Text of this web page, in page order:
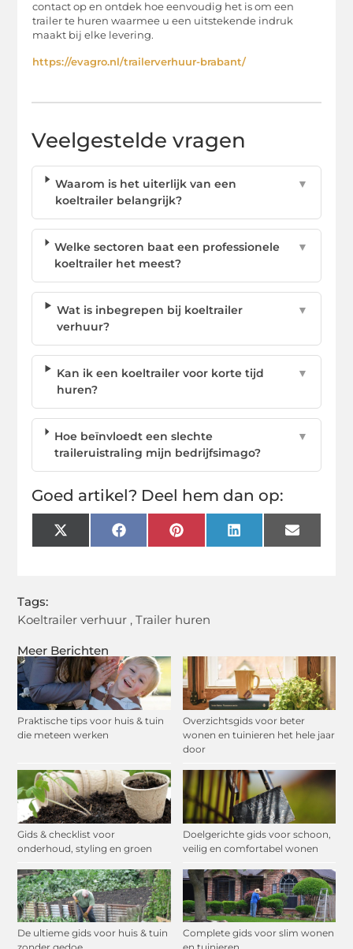
Meer Berichten
Praktische tips voor huis & tuin
die meteen werken
Overzichtsgids voor beter
wonen en tuinieren het hele jaar
door
Gids & checklist voor
onderhoud, styling en groen
Doelgerichte gids voor schoon,
veilig en comfortabel wonen
De ultieme gids voor huis & tuin
Complete gids voor slim wonen
contact op en ontdek hoe eenvoudig het is om een
trailer te huren waarmee u een uitstekende indruk
maakt bij elke levering.
https://evagro.nl/trailerverhuur-brabant/
Veelgestelde vragen
Waarom is het uiterlijk van een
koeltrailer belangrijk?
▼
Welke sectoren baat een professionele
koeltrailer het meest?
▼
Wat is inbegrepen bij koeltrailer
verhuur?
▼
Kan ik een koeltrailer voor korte tijd
huren?
▼
Hoe beïnvloedt een slechte
traileruistraling mijn bedrijfsimago?
▼
Goed artikel? Deel hem dan op:
X
(Twitter)
FacebookPinterest LinkedIn Email
Tags:
Koeltrailer verhuur ,Trailer huren